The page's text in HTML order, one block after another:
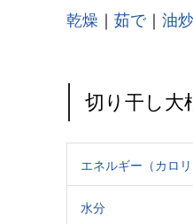
乾燥 ｜ 茹で｜ 油
切り干し大
エネルギー（カロリ
水分